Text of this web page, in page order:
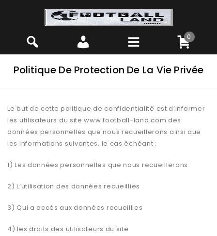
0
Politique De Protection De La Vie Privée
Le but de cette politique de confidentialité est d’informer
les utilisateurs du site www.football-land.com des
données personnelles que nous recueillerons ainsi que
les informations suivantes, le cas échéant :
1) Les données personnelles que nous recueillerons
2) L’utilisation des données recueillies
3) Qui a accès aux données recueillies
4) les droits des utilisateurs du site